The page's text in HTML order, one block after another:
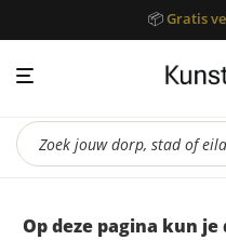
📦Gratis
Producten
zoeken
Op deze pagina kun